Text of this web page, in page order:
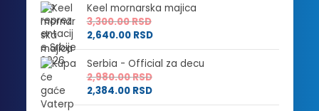
Keel mornarska majica
3,300.00RSD
2,640.00 RSD
Serbia - Official za decu
2,980.00RSD
2,384.00 RSD